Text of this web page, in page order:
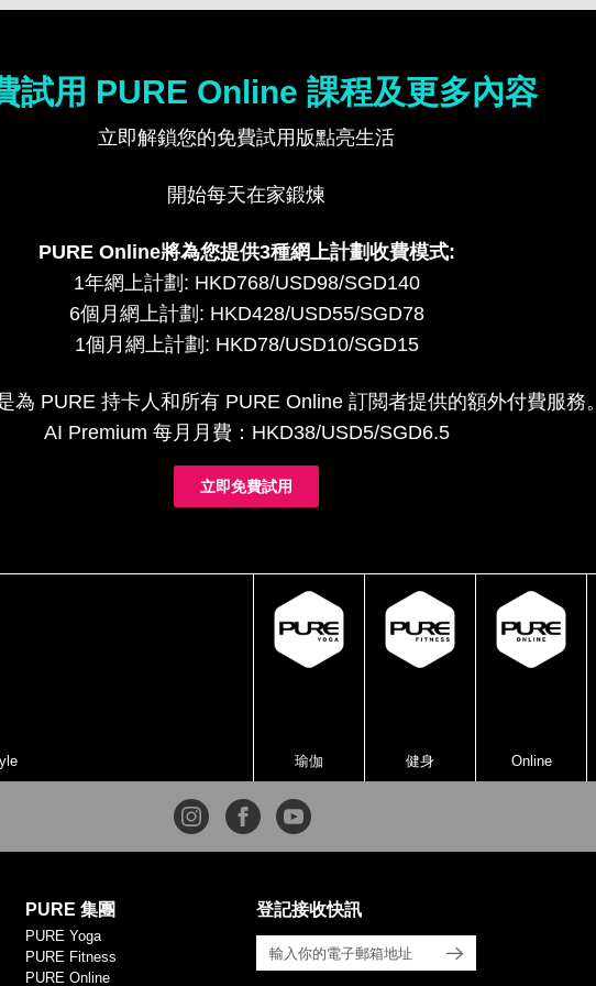
試用 PURE Online 課程及更多內容
立即解鎖您的免費試用版點亮生活
開始每天在家鍛煉
PURE Online將為您提供3種網上計劃收費模式:
1年網上計劃: HKD768/USD98/SGD140
6個月網上計劃: HKD428/USD55/SGD78
1個月網上計劃: HKD78/USD10/SGD15
為 PURE 持卡人和所有 PURE Online 訂閲者提供的額外付費服務。
AI Premium 每月月費：HKD38/USD5/SGD6.5
立即免費試用
瑜伽 健身 Online
PURE 集團
PURE Yoga
PURE Fitness
PURE Online
登記接收快訊